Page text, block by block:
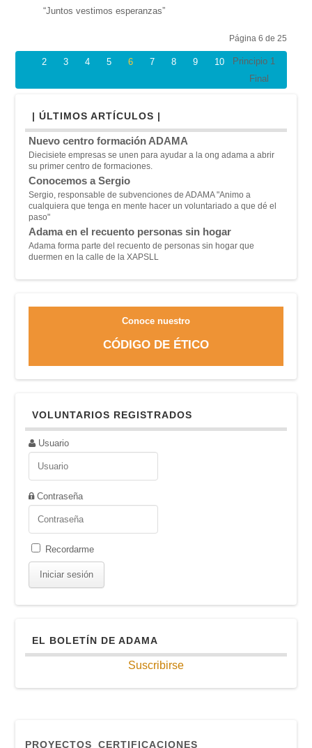
“Juntos vestimos esperanzas”
Página 6 de 25
Principio 1
2 3 4 5 6 7 8 9
10
Final
| ÚLTIMOS ARTÍCULOS |
Nuevo centro formación ADAMA
Diecisiete empresas se unen para ayudar a la ong adama a abrir
su primer centro de formaciones.
Conocemos a Sergio
Sergio, responsable de subvenciones de ADAMA "Animo a
cualquiera que tenga en mente hacer un voluntariado a que dé el
paso"
Adama en el recuento personas sin hogar
Adama forma parte del recuento de personas sin hogar que
duermen en la calle de la XAPSLL
Conoce nuestro
CÓDIGO DE ÉTICO
VOLUNTARIOS REGISTRADOS
Usuario
Contraseña
Recordarme
EL BOLETÍN DE ADAMA
Suscribirse
PROYECTOS CERTIFICACIONES